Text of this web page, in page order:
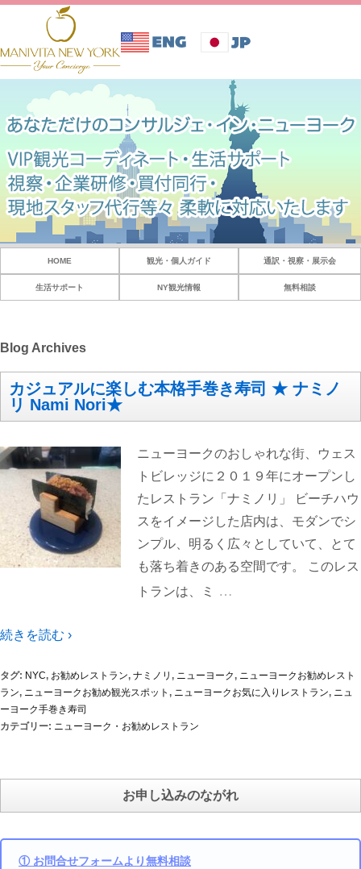
HOME 観光・個人ガイド 通訳・視察・展示会
生活サポート NY観光情報 無料相談
Blog Archives
カジュアルに楽しむ本格手巻き寿司 ★ ナミノ
リ Nami Nori★
ニューヨークのおしゃれな街、ウェス
トビレッジに２０１９年にオープンし
たレストラン「ナミノリ」 ビーチハウ
スをイメージした店内は、モダンでシ
ンプル、明るく広々としていて、とて
も落ち着きのある空間です。 このレス
トランは、ミ
…
続きを読む ›
タグ: NYC, お勧めレストラン, ナミノリ , ニューヨーク, ニューヨークお勧めレスト
ラン, ニューヨークお勧め観光スポット , ニューヨークお気に入りレストラン, ニュ
ーヨーク手巻き寿司
カテゴリー: ニューヨーク・お勧めレストラン
お申し込みのながれ
① お問合せフォームより無料相談